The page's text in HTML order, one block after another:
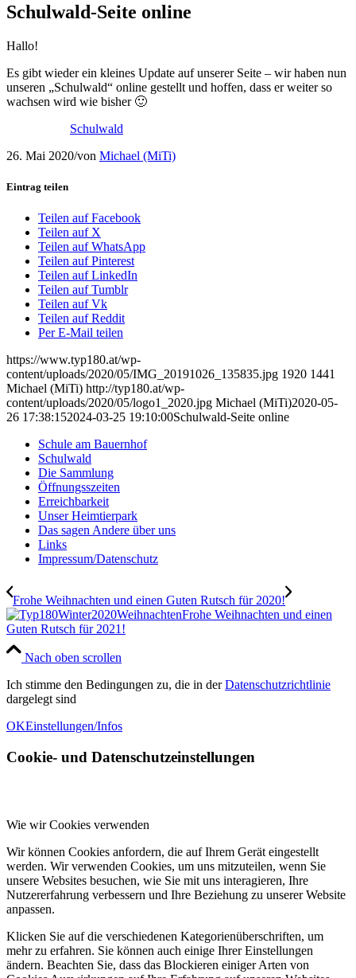
Schulwald-Seite online
Hallo!
Es gibt wieder ein kleines Update auf unserer Seite – wir haben nun
unseren „Schulwald“ online gestellt und hoffen, dass er weiter so
wachsen wird wie bisher 🙂
Schulwald
26. Mai 2020/von Michael (MiTi)
Eintrag teilen
Teilen auf Facebook
Teilen auf X
Teilen auf WhatsApp
Teilen auf Pinterest
Teilen auf LinkedIn
Teilen auf Tumblr
Teilen auf Vk
Teilen auf Reddit
Per E-Mail teilen
https://www.typ180.at/wp-
content/uploads/2020/05/IMG_20191026_135835.jpg 1920 1441
Michael (MiTi) http://typ180.at/wp-
content/uploads/2020/05/logo1_2020.jpg Michael (MiTi)2020-05-
26 17:38:152024-03-25 19:10:00Schulwald-Seite online
Schule am Bauernhof
Schulwald
Die Sammlung
Öffnungsszeiten
Erreichbarkeit
Unser Heimtierpark
Das sagen Andere über uns
Links
Impressum/Datenschutz
Frohe Weihnachten und einen Guten Rutsch für 2020!
Frohe Weihnachten und einen
Guten Rutsch für 2021!
Nach oben scrollen
Ich stimme den Bedingungen zu, die in derDatenschutzrichtlinie
dargelegt sind
OKEinstellungen/Infos
Cookie- und Datenschutzeinstellungen
Wie wir Cookies verwenden
Wir können Cookies anfordern, die auf Ihrem Gerät eingestellt
werden. Wir verwenden Cookies, um uns mitzuteilen, wenn Sie
unsere Websites besuchen, wie Sie mit uns interagieren, Ihre
Nutzererfahrung verbessern und Ihre Beziehung zu unserer Website
anpassen.
Klicken Sie auf die verschiedenen Kategorienüberschriften, um
mehr zu erfahren. Sie können auch einige Ihrer Einstellungen
ändern. Beachten Sie, dass das Blockieren einiger Arten von